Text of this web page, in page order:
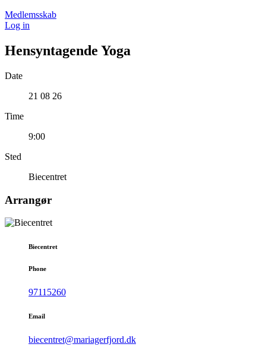
Medlemsskab
Log in
Hensyntagende Yoga
Date
21 08 26
Time
9:00
Sted
Biecentret
Arrangør
Biecentret
Phone
97115260
Email
biecentret@mariagerfjord.dk